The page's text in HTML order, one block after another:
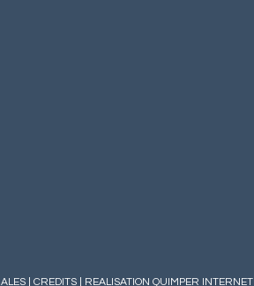
CREDITS REALISATION QUIMPER INTERNET